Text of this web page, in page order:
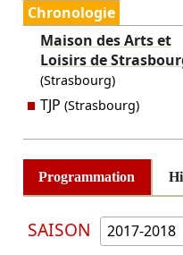
Chronologie
Maison des Arts et
Loisirs de
(Strasbourg)
TJP (Strasbourg)
Programmation
SAISON